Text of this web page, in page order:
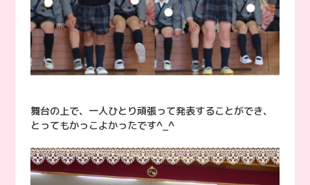
舞台の上で、一人ひとり頑張って発表することができ、
とってもかっこよかったです^_^